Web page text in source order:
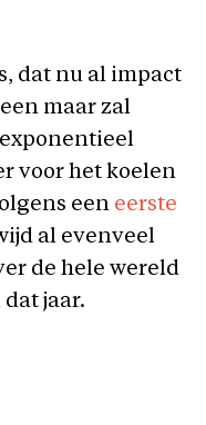
dat nu al impact
maar zal
voor het koelen
een eerste
al evenveel
de hele wereld
jaar.